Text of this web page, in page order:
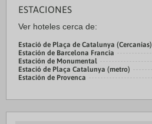
ESTACIONES
Ver hoteles cerca de:
Estació de Plaça de Catalunya (Cercanias)
Estación de Barcelona Francia
Estación de Monumental
Estació de Plaça Catalunya (metro)
Estación de Provenca